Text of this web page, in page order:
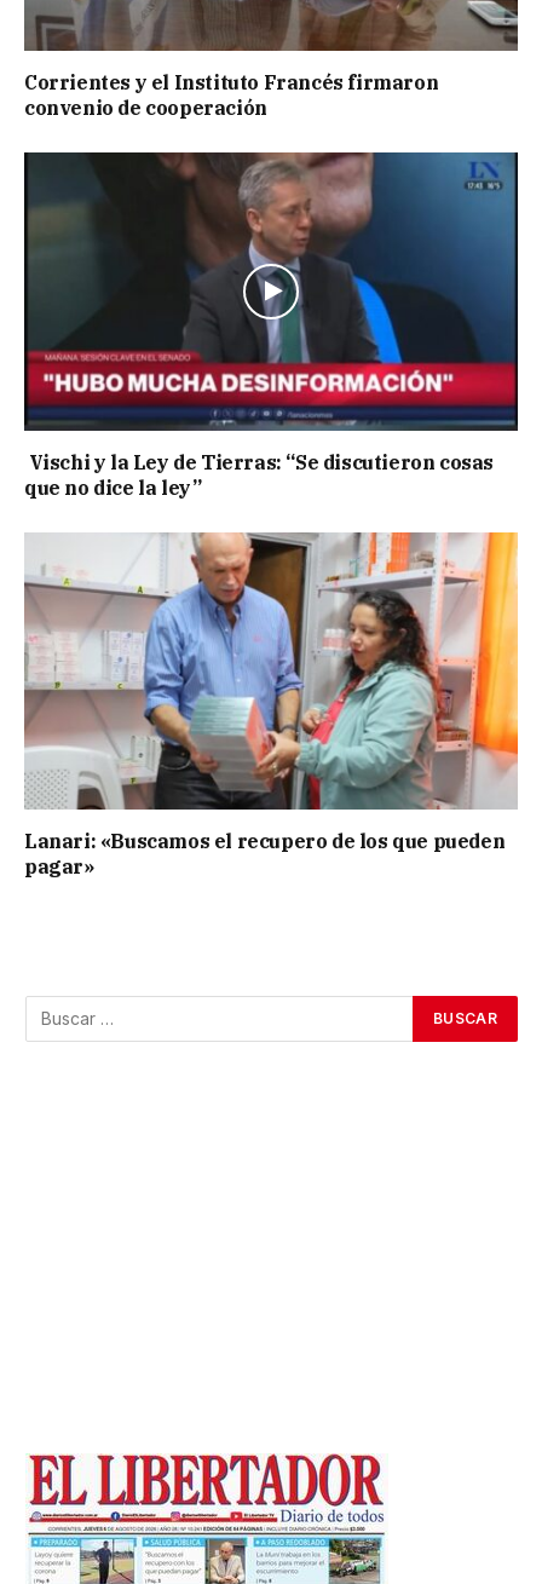
Corrientes y el Instituto Francés firmaron
convenio de cooperación
Vischi y la Ley de Tierras: “Se discutieron cosas
que no dice la ley”
Lanari: «Buscamos el recupero de los que pueden
pagar»